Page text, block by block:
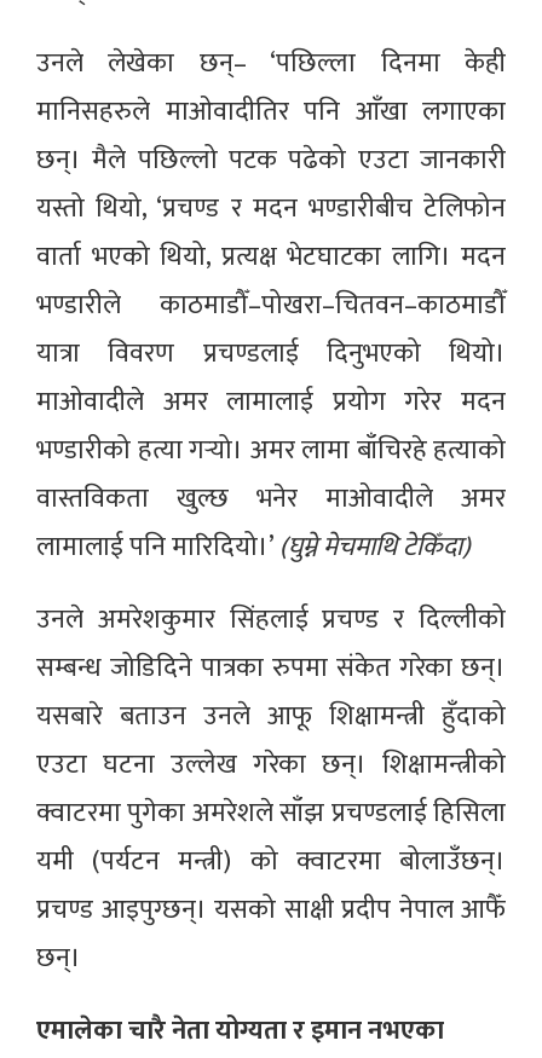
उनले लेखेका छन्– ‘पछिल्ला दिनमा केही
मानिसहरुले माओवादीतिर पनि आँखा लगाएका
छन्। मैले पछिल्लो पटक पढेको एउटा जानकारी
यस्तो थियो, ‘प्रचण्ड र मदन भण्डारीबीच टेलिफोन
वार्ता भएको थियो, प्रत्यक्ष भेटघाटका लागि। मदन
भण्डारीले काठमाडौँ–पोखरा–चितवन–काठमाडौँ
यात्रा विवरण प्रचण्डलाई दिनुभएको थियो।
माओवादीले अमर लामालाई प्रयोग गरेर मदन
भण्डारीको हत्या गर्‍यो। अमर लामा बाँचिरहे हत्याको
वास्तविकता खुल्छ भनेर माओवादीले अमर
लामालाई पनि मारिदियो।’(घुम्ने मेचमाथि टेकिँदा)
उनले अमरेशकुमार सिंहलाई प्रचण्ड र दिल्लीको
सम्बन्ध जोडिदिने पात्रका रुपमा संकेत गरेका छन्।
यसबारे बताउन उनले आफू शिक्षामन्त्री हुँदाको
एउटा घटना उल्लेख गरेका छन्। शिक्षामन्त्रीको
क्वाटरमा पुगेका अमरेशले साँझ प्रचण्डलाई हिसिला
यमी (पर्यटन मन्त्री) को क्वाटरमा बोलाउँछन्।
प्रचण्ड आइपुग्छन्। यसको साक्षी प्रदीप नेपाल आफैँ
छन्।
एमालेका चारै नेता योग्यता र इमान नभएका